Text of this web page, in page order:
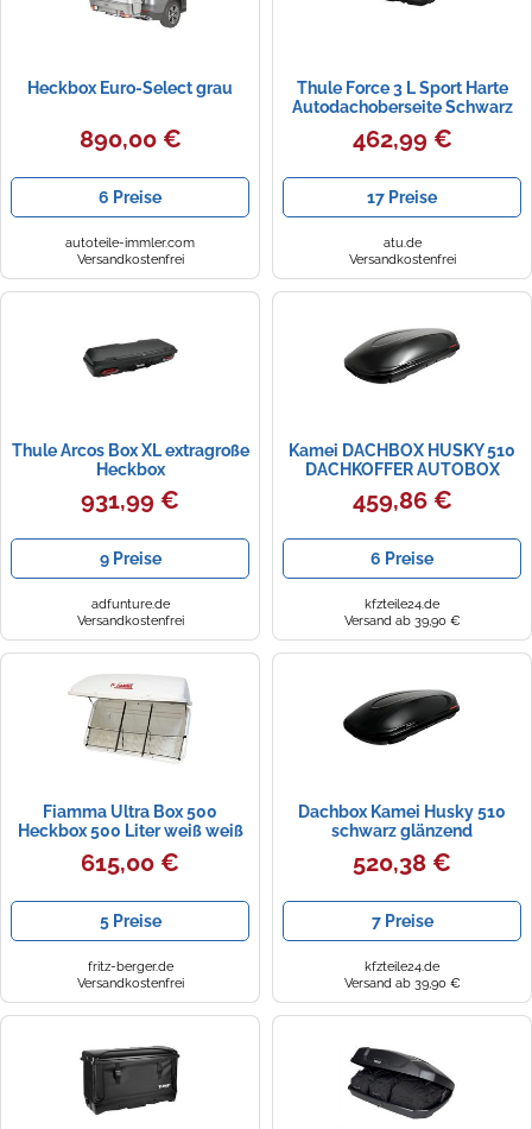
Heckbox Euro-Select grau
890,00 €
6 Preise
autoteile-immler.com
Versandkostenfrei
Thule Force 3 L Sport Harte
Autodachoberseite Schwarz
462,99 €
17 Preise
atu.de
Versandkostenfrei
Thule Arcos Box XL extragroße
Heckbox
931,99 €
9 Preise
adfunture.de
Versandkostenfrei
Kamei DACHBOX HUSKY 510
DACHKOFFER AUTOBOX
SCHWARZ, MATT NEU
459,86 €
6 Preise
kfzteile24.de
Versand ab 39,90 €
Fiamma Ultra Box 500
Heckbox 500 Liter weiß weiß
weiß 500 l
615,00 €
5 Preise
fritz-berger.de
Versandkostenfrei
Dachbox Kamei Husky 510
schwarz glänzend
520,38 €
7 Preise
kfzteile24.de
Versand ab 39,90 €